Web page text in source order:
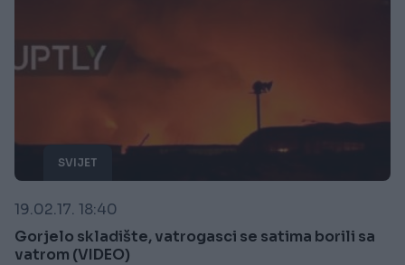
SVIJET
19.02.17. 18:40
Gorjelo skladište, vatrogasci se satima borili sa
vatrom (VIDEO)